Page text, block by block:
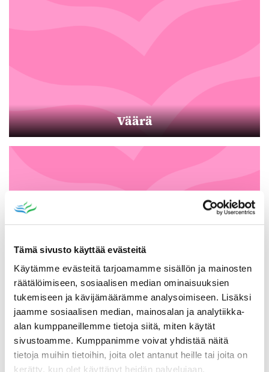
Tämä sivusto käyttää evästeitä
Käytämme evästeitä tarjoamamme sisällön ja mainosten
räätälöimiseen, sosiaalisen median ominaisuuksien
tukemiseen ja kävijämäärämme analysoimiseen. Lisäksi
jaamme sosiaalisen median, mainosalan ja analytiikka-
alan kumppaneillemme tietoja siitä, miten käytät
sivustoamme. Kumppanimme voivat yhdistää näitä
tietoja muihin tietoihin, joita olet antanut heille tai joita on
kerätty, kun olet käyttänyt heidän palvelujaan.
Väärä
Päättyneet hankkeet